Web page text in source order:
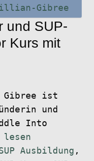
und SUP-
Kurs mit
Gibree ist
und
Into
Ausbildung ,